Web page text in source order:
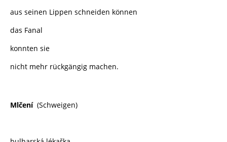
aus seinen Lippen schneiden können
das Fanal
konnten sie
nicht mehr rückgängig machen.
Mlčení (Schweigen)